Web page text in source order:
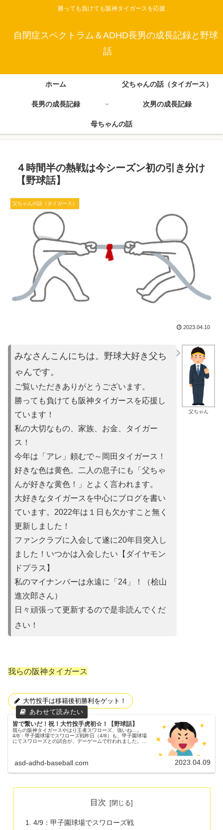
勝っても負けても阪神タイガースを応援
自閉症スペクトラム＆ADHD長男の成長記録と野球
話
ホーム 父ちゃんの話（タイガース）
長男の成長記録 次男の成長記録
母ちゃんの話
４時間半の熱戦は今シーズン初の引き分け
【野球話】
父ちゃんの話（タイガース）
2023.04.10
父ちゃん
みなさんこんにちは。野球大好き父ち
ゃんです。
ご覧いただきありがとうございます。
勝っても負けても阪神タイガースを応援し
ています！
私の大切なもの、家族、お金、タイガー
ス！
今年は「アレ」頼むで～岡田タイガース！
好きな色は黄色。二人の息子にも「父ちゃ
んが好きな黄色！」とよ く言われます。
大好きなタイガースを中心にブログを書い
ています。2022年は １日も欠かすこと無く
更新しました！
ファンクラブに入会して遂に20年目突入し
ました！いつかは入会 したい【ダイヤモン
ドプラス】
私のマイナンバーは永遠に「24」！（桧山
進次郎さん）
日々頑張って更新するので是非読んでくだ
さい！
我らの阪神タイガース
大竹投手は移籍後初勝利をゲット！
皆で繋いだ！祝！大竹投手虎初☆！【野球話】
我らの阪神タイガースやはり王者スワローズ、強いね…。
4/8：甲子園球場でスワローズ戦昨日（4/8）も、甲子園球場
にてスワローズとの試合が、デーゲームで行われました。３
asd-adhd-baseball.com 2023.04.09
目次
4/9：甲子園球場でスワローズ戦